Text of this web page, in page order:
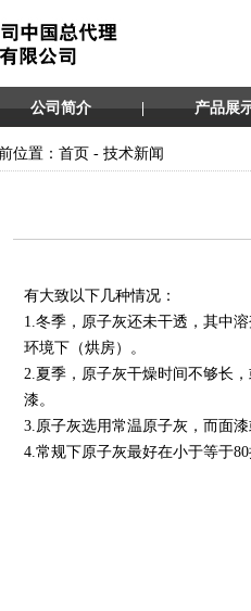
公司简介|产品展
位置：首页 - 技术新闻
有大致以下几种情况：
1.冬季，原子灰还未干透，其中
环境下（烘房）。
2.夏季，原子灰干燥时间不够长
漆。
3.原子灰选用常温原子灰，而面
4.常规下原子灰最好在小于等于